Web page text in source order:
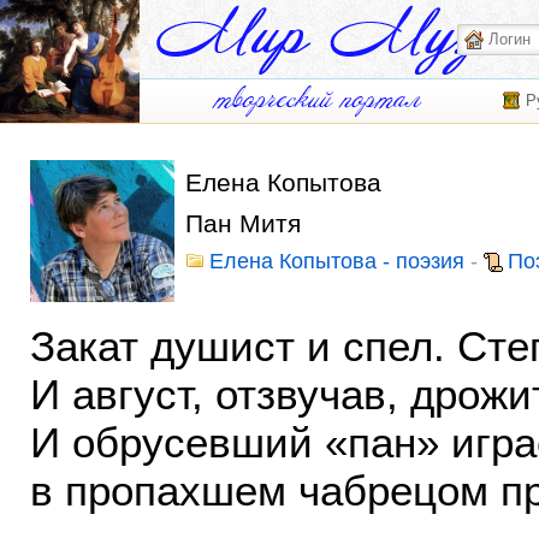
Елена Копытова
Пан Митя
Елена Копытова - поэзия -
Закат душист и спел.
И август, отзвучав,
И обрусевший «пан»
в пропахшем чабрецом